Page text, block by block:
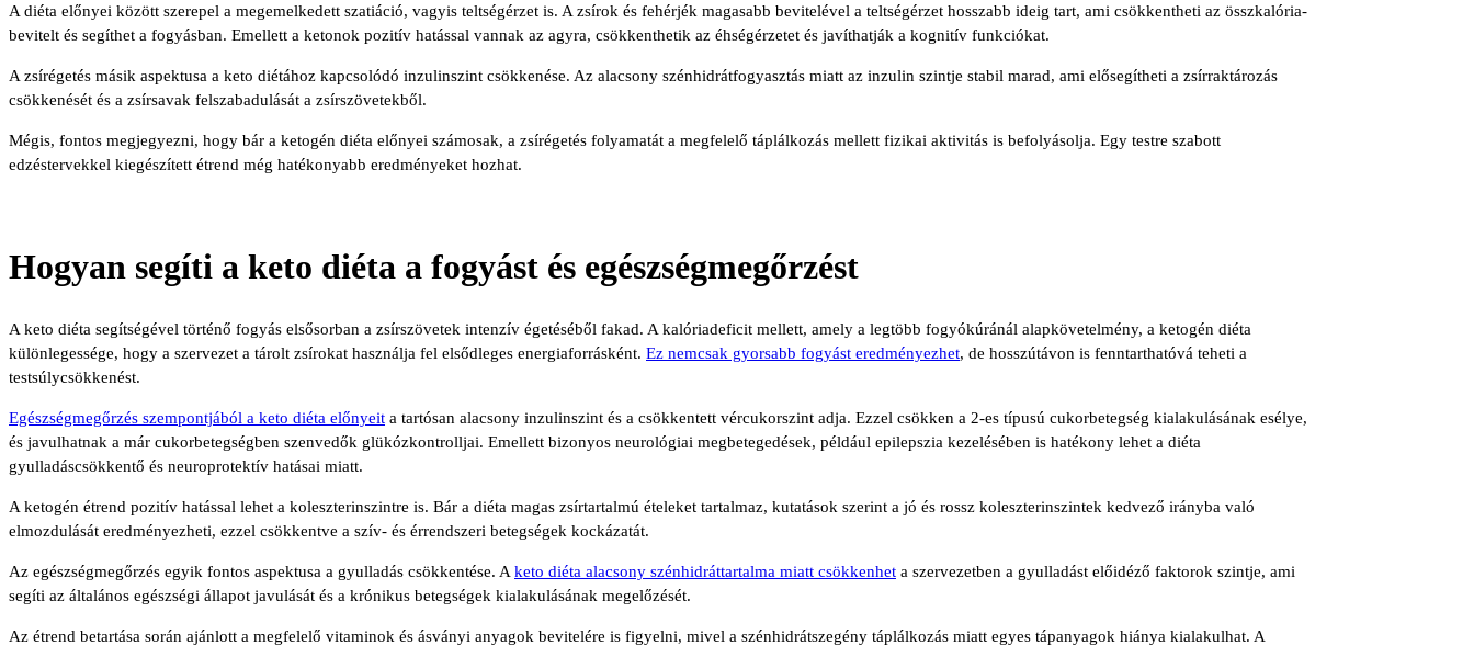
A diéta előnyei között szerepel a megemelkedett szatiáció, vagyis teltségérzet is. A zsírok és fehérjék magasabb bevitelével a teltségérzet hosszabb ideig tart, ami csökkentheti az összkalória-
bevitelt és segíthet a fogyásban. Emellett a ketonok pozitív hatással vannak az agyra, csökkenthetik az éhségérzetet és javíthatják a kognitív funkciókat.
A zsírégetés másik aspektusa a keto diétához kapcsolódó inzulinszint csökkenése. Az alacsony szénhidrátfogyasztás miatt az inzulin szintje stabil marad, ami elősegítheti a zsírraktározás
csökkenését és a zsírsavak felszabadulását a zsírszövetekből.
Mégis, fontos megjegyezni, hogy bár a ketogén diéta előnyei számosak, a zsírégetés folyamatát a megfelelő táplálkozás mellett fizikai aktivitás is befolyásolja. Egy testre szabott
edzéstervekkel kiegészített étrend még hatékonyabb eredményeket hozhat.
Hogyan segíti a keto diéta a fogyást és egészségmegőrzést
A keto diéta segítségével történő fogyás elsősorban a zsírszövetek intenzív égetéséből fakad. A kalóriadeficit mellett, amely a legtöbb fogyókúránál alapkövetelmény, a ketogén diéta
különlegessége, hogy a szervezet a tárolt zsírokat használja fel elsődleges energiaforrásként. Ez nemcsak gyorsabb fogyást eredményezhet, de hosszútávon is fenntarthatóvá teheti a
testsúlycsökkenést.
Egészségmegőrzés szempontjából a keto diéta előnyeit a tartósan alacsony inzulinszint és a csökkentett vércukorszint adja. Ezzel csökken a 2-es típusú cukorbetegség kialakulásának esélye,
és javulhatnak a már cukorbetegségben szenvedők glükózkontrolljai. Emellett bizonyos neurológiai megbetegedések, például epilepszia kezelésében is hatékony lehet a diéta
gyulladáscsökkentő és neuroprotektív hatásai miatt.
A ketogén étrend pozitív hatással lehet a koleszterinszintre is. Bár a diéta magas zsírtartalmú ételeket tartalmaz, kutatások szerint a jó és rossz koleszterinszintek kedvező irányba való
elmozdulását eredményezheti, ezzel csökkentve a szív- és érrendszeri betegségek kockázatát.
Az egészségmegőrzés egyik fontos aspektusa a gyulladás csökkentése. A keto diéta alacsony szénhidráttartalma miatt csökkenhet a szervezetben a gyulladást előidéző faktorok szintje, ami
segíti az általános egészségi állapot javulását és a krónikus betegségek kialakulásának megelőzését.
Az étrend betartása során ajánlott a megfelelő vitaminok és ásványi anyagok bevitelére is figyelni, mivel a szénhidrátszegény táplálkozás miatt egyes tápanyagok hiánya kialakulhat. A